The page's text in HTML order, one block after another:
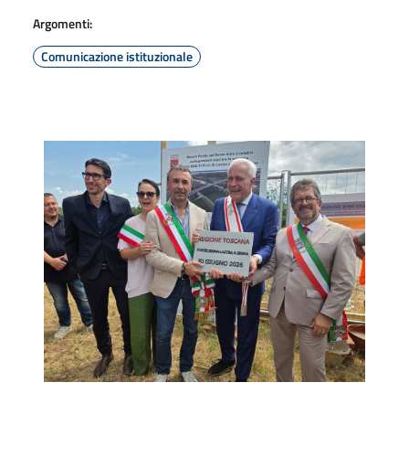
Argomenti:
Comunicazione istituzionale